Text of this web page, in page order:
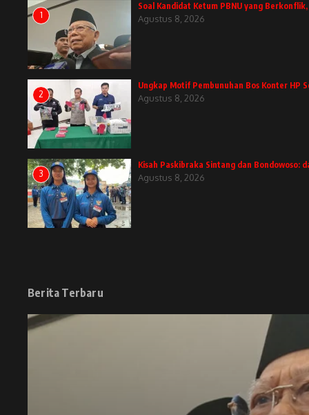
1
Soal Kandidat Ketum PBNU yang
Agustus 8, 2026
2
Ungkap Motif Pembunuhan Bos Konter HP
Agustus 8, 2026
3
Kisah Paskibraka Sintang dan Bondowoso:
Agustus 8, 2026
Berita Terbaru